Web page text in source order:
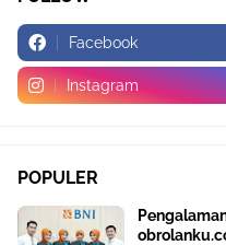
Facebook
Instagram
POPULER